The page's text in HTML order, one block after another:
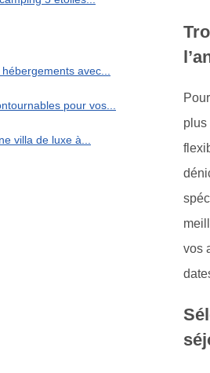
vos
hébergements avec...
pour vos...
villa de luxe à...